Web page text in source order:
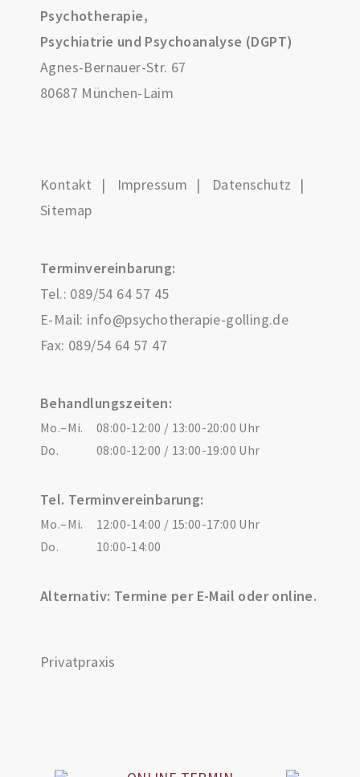
Psychotherapie,
Psychiatrie und Psychoanalyse (DGPT)
Agnes-Bernauer-Str. 67
80687 München-Laim
Kontakt Impressum
Datenschutz
Sitemap
Terminvereinbarung:
Tel.: 089/54 64 57 45
E-Mail: info@psychotherapie-golling.de
Fax: 089/54 64 57 47
Behandlungszeiten:
Mo.–Mi.
08:00-12:00 / 13:00-20:00 Uhr
Do.
08:00-12:00 / 13:00-19:00 Uhr
Tel. Terminvereinbarung:
Mo.–Mi.
12:00-14:00 / 15:00-17:00 Uhr
Do.
10:00-14:00
Alternativ: Termine per E-Mail oder online.
Privatpraxis